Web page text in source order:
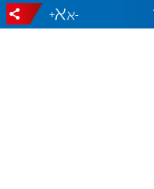
-
+